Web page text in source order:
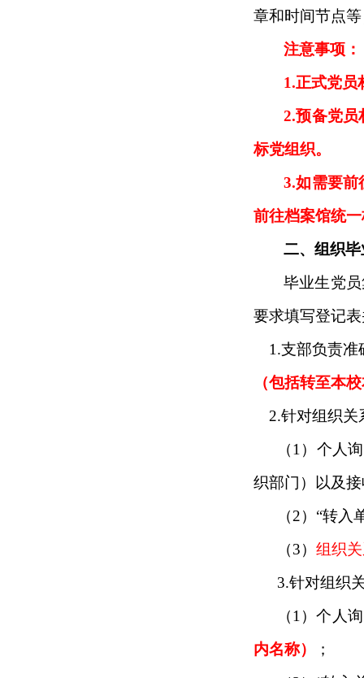
章和时间节点
注意事项：
1.正式党员
2.预备党员
标党组织。
3.如需要前
前往档案馆统
二、组织
毕业生党
要求填写登记
1.支部负责准
（包括转至本
2.针对组织关
（1 ）个人
织部门）以及
（2）“转入
（3） 组织
3.针对组织
（1 ）个人
内名称）
；